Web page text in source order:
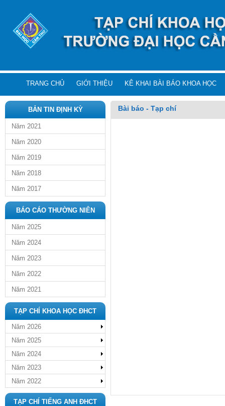
TRANG CHỦ GIỚI THIỆU KÊ KHAI BÀI BÁO KHOA HỌC
BẢN TIN ĐỊNH KỲ
Năm 2021
Năm 2020
Năm 2019
Năm 2018
Năm 2017
BÁO CÁO THƯỜNG NIÊN
Năm 2025
Năm 2024
Năm 2023
Năm 2022
Năm 2021
TẠP CHÍ KHOA HỌC ĐHCT
Năm 2026
Năm 2025
Năm 2024
Năm 2023
Năm 2022
TẠP CHÍ TIẾNG ANH ĐHCT
Bài báo - Tạp chí